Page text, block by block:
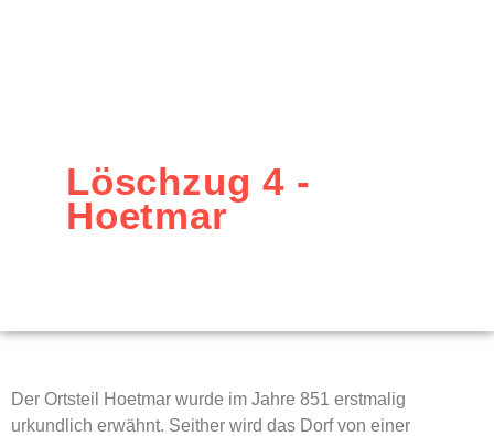
Löschzug 4 -
Hoetmar
Der Ortsteil Hoetmar wurde im Jahre 851 erstmalig
urkundlich erwähnt. Seither wird das Dorf von einer